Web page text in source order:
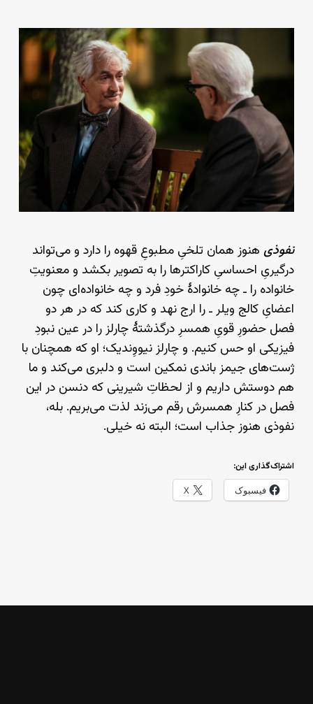
نفوذیهنوز همان تلخیِ مطبوعِ قهوه را دارد و می‌تواند
درگیریِ احساسیِ کاراکترها را به تصویر بکشد و معنویتِ
خانواده را ـ چه خانوادهٔ خودِ فرد و چه خانواده‌ای چون
اعضایِ کالج ویلر ـ را ارج نهد و کاری کند که در هر دو
فصل حضورِ قویِ همسرِ درگذشتهٔ چارلز را در عین نبودِ
فیزیکی او حس کنیم. و چارلز نیووِندیک؛ او که همچنان با
ژست‌های جیمز باندی نمکین است و دلبری می‌کند و ما
هم دوستش داریم و از لحظاتِ شیرینی که دنسن در این
فصل در کنارِ همسرش رقم می‌زند لذت می‌بریم. بله،
نفوذی هنوز جذاب است؛ البته نه خیلی.
اشتراک‌گذاری این:
فیسبوک
X